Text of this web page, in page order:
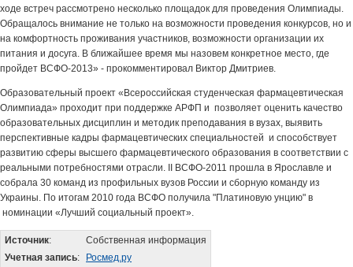
ходе встреч рассмотрено несколько площадок для проведения Олимпиады.
Обращалось внимание не только на возможности проведения конкурсов, но и
на комфортность проживания участников, возможности организации их
питания и досуга. В ближайшее время мы назовем конкретное место, где
пройдет ВСФО-2013» - прокомментировал Виктор Дмитриев.
Образовательный проект «Всероссийская студенческая фармацевтическая
Олимпиада» проходит при поддержке АРФП и позволяет оценить качество
образовательных дисциплин и методик преподавания в вузах, выявить
перспективные кадры фармацевтических специальностей и способствует
развитию сферы высшего фармацевтического образования в соответствии с
реальными потребностями отрасли. II ВСФО-2011 прошла в Ярославле и
собрала 30 команд из профильных вузов России и сборную команду из
Украины. По итогам 2010 года ВСФО получила "Платиновую унцию" в
номинации «Лучший социальный проект».
Источник:
Собственная информация
Учетная запись:
Росмед.ру